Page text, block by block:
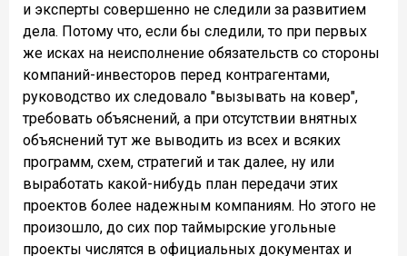
и эксперты совершенно не следили за развитием
дела. Потому что, если бы следили, то при первых
же исках на неисполнение обязательств со стороны
компаний-инвесторов перед контрагентами,
руководство их следовало "вызывать на ковер",
требовать объяснений, а при отсутствии внятных
объяснений тут же выводить из всех и всяких
программ, схем, стратегий и так далее, ну или
выработать какой-нибудь план передачи этих
проектов более надежным компаниям. Но этого не
произошло, до сих пор таймырские угольные
проекты числятся в официальных документах и